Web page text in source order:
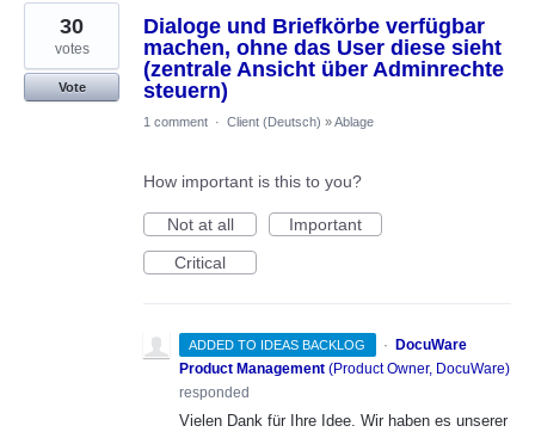
7
results
found
Dialoge und Briefkörbe verfügbar
machen, ohne das User diese sieht
(zentrale Ansicht über Adminrechte
steuern)
30
votes
Vote
1 comment · Client (Deutsch) »Ablage
How important is this to you?
Not at all
Important
Critical
ADDED TO IDEAS BACKLOG ·
DocuWare
Product Management (Product Owner, DocuWare)
responded
Vielen Dank für Ihre Idee. Wir haben es unserer